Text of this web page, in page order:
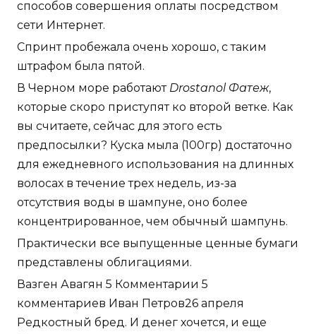
способов совершения оплаты посредством
сети Интернет.
Спринт пробежала очень хорошо, с таким
штрафом была пятой.
В Черном море работают Drostanol Фатеж,
которые скоро приступят ко второй ветке. Как
вы считаете, сейчас для этого есть
предпосылки? Куска мыла (100гр) достаточно
для ежедневного использования на длинных
волосах в течение трех недель, из-за
отсутствия воды в шампуне, оно более
концентрированное, чем обычный шампунь.
Практически все выпущенные ценные бумаги
представлены облигациями.
Вазген Авагян 5 Комментарии 5
комментариев Иван Петров26 апреля
Редкостный бред. И денег хочется, и еще